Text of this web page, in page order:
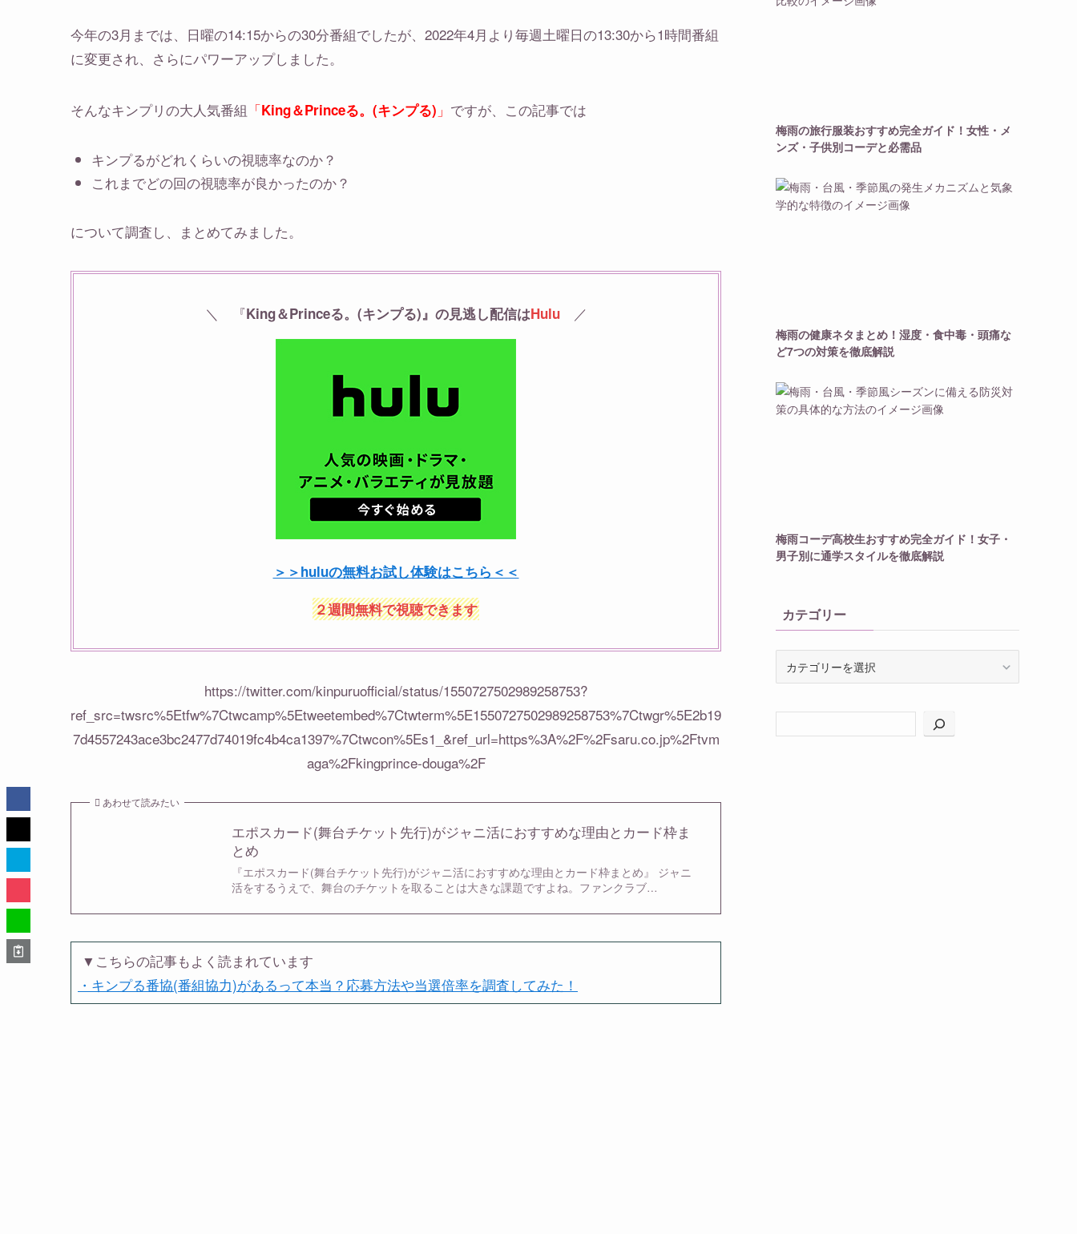
今年の3月までは、日曜の14:15からの30分番組でしたが、2022年4月より毎週土曜日の13:30から1時間番組
に変更され、さらにパワーアップしました。
そんなキンプリの大人気番組 「King＆Princeる。(キンプる) 」 ですが、この記事では
キンプるがどれくらいの視聴率なのか？
これまでどの回の視聴率が良かったのか？
について調査し、まとめてみました。
＼ 『King＆Princeる。(キンプる)』の見逃し配信はHulu／
＞＞huluの無料お試し体験はこちら＜＜
２週間無料で視聴できます
https://twitter.com/kinpuruofficial/status/1550727502989258753?
ref_src=twsrc%5Etfw%7Ctwcamp%5Etweetembed%7Ctwterm%5E1550727502989258753%7Ctwgr%5E2b19
7d4557243ace3bc2477d74019fc4b4ca1397%7Ctwcon%5Es1_&ref_url=https%3A%2F%2Fsaru.co.jp%2Ftvm
aga%2Fkingprince-douga%2F
あわせて読みたい
エポスカード(舞台チケット先行)がジャニ活におすすめな理由とカード枠ま
とめ
『エポスカード(舞台チケット先行)がジャニ活におすすめな理由とカード枠まとめ』 ジャニ
活をするうえで、舞台のチケットを取ることは大きな課題ですよね。ファンクラブ…
▼こちらの記事もよく読まれています
・キンプる番協(番組協力)があるって本当？応募方法や当選倍率を調査してみた！
梅雨の旅行服装おすすめ完全ガイド！女性・メ
ンズ・子供別コーデと必需品
梅雨の健康ネタまとめ！湿度・食中毒・頭痛な
ど7つの対策を徹底解説
梅雨コーデ高校生おすすめ完全ガイド！女子・
男子別に通学スタイルを徹底解説
カテゴリー
リ